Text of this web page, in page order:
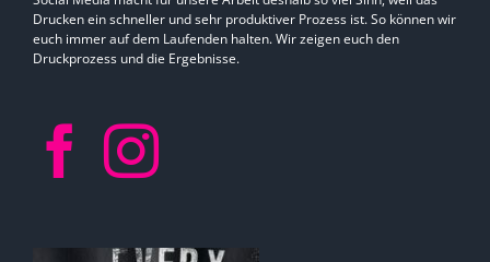
Drucken ein schneller und sehr produktiver Prozess ist. So können wir
euch immer auf dem Laufenden halten. Wir zeigen euch den
Druckprozess und die Ergebnisse.